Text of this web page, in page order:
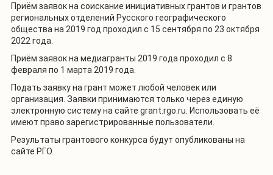
Приём заявок на соискание инициативных грантов и грантов
региональных отделений Русского географического
общества на 2019 год проходил с 15 сентября по 23 октября
2022 года.
Приём заявок на медиагранты 2019 года проходил с 8
февраля по 1 марта 2019 года.
Подать заявку на грант может любой человек или
организация. Заявки принимаются только через единую
электронную систему на сайте grant.rgo.ru. Использовать её
имеют право зарегистрированные пользователи.
Результаты грантового конкурса будут опубликованы на
сайте РГО.